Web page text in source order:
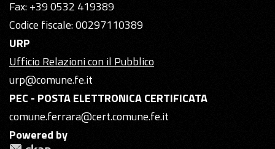
Fax: +39 0532 419389
Codice fiscale: 00297110389
URP
Ufficio Relazioni con il Pubblico
urp@comune.fe.it
PEC - POSTA ELETTRONICA CERTIFICATA
comune.ferrara@cert.comune.fe.it
Powered by